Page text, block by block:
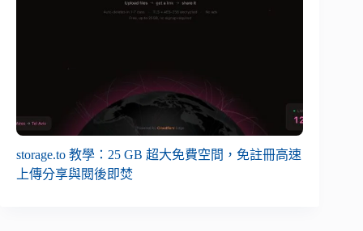
storage.to 教學：25 GB 超大免費空間，免註冊高速
上傳分享與閱後即焚